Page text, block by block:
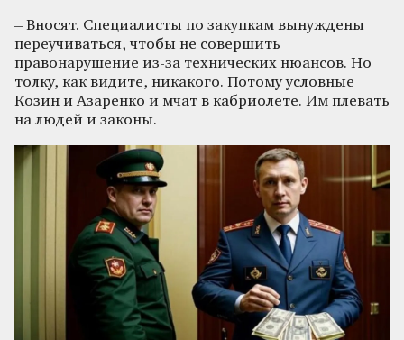
– Вносят. Специалисты по закупкам вынуждены
переучиваться, чтобы не совершить
правонарушение из-за технических нюансов. Но
толку, как видите, никакого. Потому условные
Козин и Азаренко и мчат в кабриолете. Им плевать
на людей и законы.